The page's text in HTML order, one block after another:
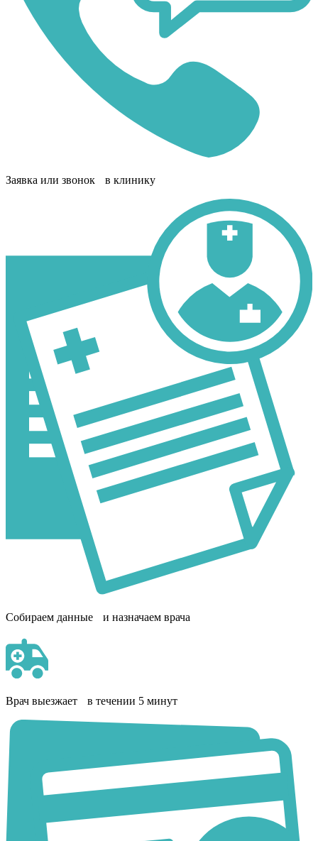
Заявка или звонок в клинику
Собираем данные и назначаем врача
Врач выезжает в течении 5 минут